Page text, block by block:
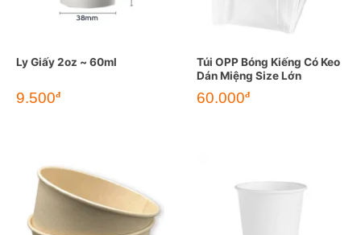
Ly Giấy 2oz ~ 60ml
9.500đ
Túi OPP Bóng Kiếng Có Keo
Dán Miệng Size Lớn
60.000đ